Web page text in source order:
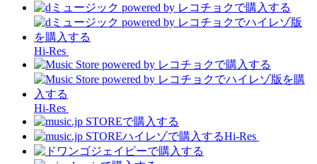
Hi-Res
Hi-Res
Hi-Res